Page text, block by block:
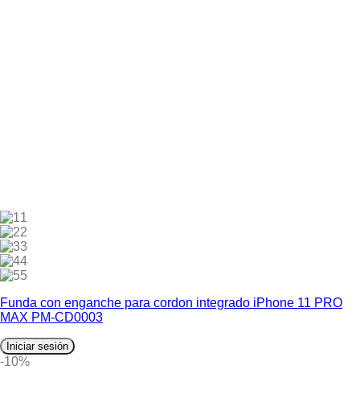
1
2
3
4
5
Funda con enganche para cordon integrado iPhone 11 PRO
MAX PM-CD0003
Iniciar sesión
-10%